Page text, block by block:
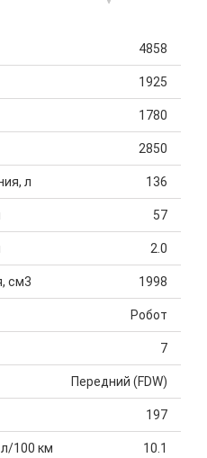
4858
1925
1780
2850
л 136
57
2.0
см3 1998
Робот
7
Передний (FDW)
197
100 км 10.1